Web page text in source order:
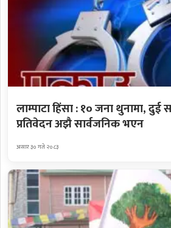
लाम्पाटा हिंसा : १० जना थुनामा, दुई
प्रतिवेदन अझै सार्वजनिक भएन
असार ३० गते २०८३